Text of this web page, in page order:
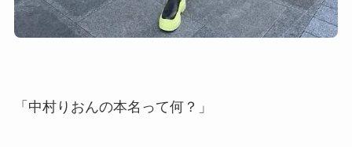
「中村りおんの本名って何？」